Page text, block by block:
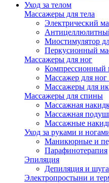
Уход за телом
Массажеры для тела
Электрический
Миостимулятор
Перкусионный
Массажеры для ног
Компрессионный
Массажер для ног
Массажеры для
Массажеры для спины
Массажная
Массажная
Массажные
Уход за руками и
Маникюрные и
Парафинотерапия
Эпиляция
Депиляция и
Электропростыни и